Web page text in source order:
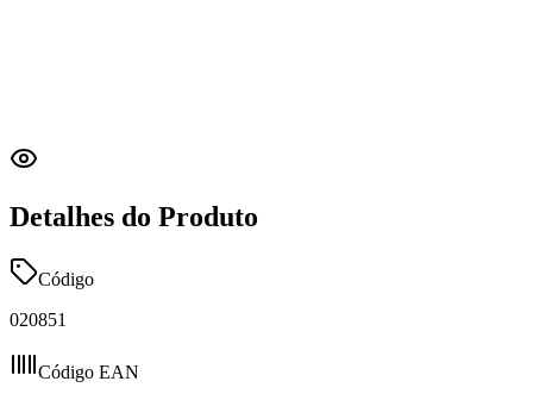
Detalhes do Produto
Código
020851
Código EAN